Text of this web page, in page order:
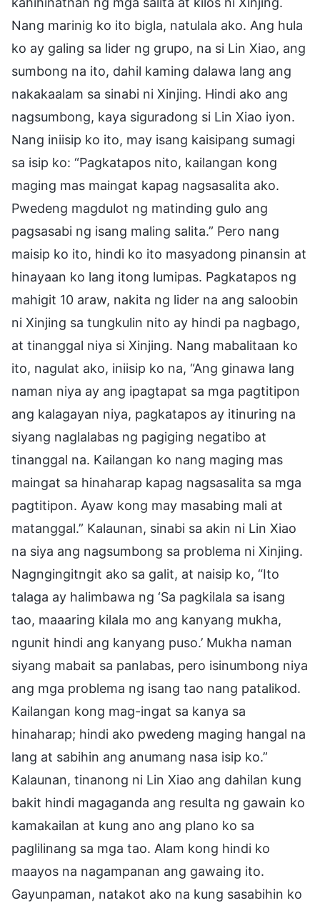
Nang marinig ko ito bigla, natulala ako. Ang hula
ko ay galing sa lider ng grupo, na si Lin Xiao, ang
sumbong na ito, dahil kaming dalawa lang ang
nakakaalam sa sinabi ni Xinjing. Hindi ako ang
nagsumbong, kaya siguradong si Lin Xiao iyon.
Nang iniisip ko ito, may isang kaisipang sumagi
sa isip ko: “Pagkatapos nito, kailangan kong
maging mas maingat kapag nagsasalita ako.
Pwedeng magdulot ng matinding gulo ang
pagsasabi ng isang maling salita.” Pero nang
maisip ko ito, hindi ko ito masyadong pinansin at
hinayaan ko lang itong lumipas. Pagkatapos ng
mahigit 10 araw, nakita ng lider na ang saloobin
ni Xinjing sa tungkulin nito ay hindi pa nagbago,
at tinanggal niya si Xinjing. Nang mabalitaan ko
ito, nagulat ako, iniisip ko na, “Ang ginawa lang
naman niya ay ang ipagtapat sa mga pagtitipon
ang kalagayan niya, pagkatapos ay itinuring na
siyang naglalabas ng pagiging negatibo at
tinanggal na. Kailangan ko nang maging mas
maingat sa hinaharap kapag nagsasalita sa mga
pagtitipon. Ayaw kong may masabing mali at
matanggal.” Kalaunan, sinabi sa akin ni Lin Xiao
na siya ang nagsumbong sa problema ni Xinjing.
Nagngingitngit ako sa galit, at naisip ko, “Ito
talaga ay halimbawa ng ‘Sa pagkilala sa isang
tao, maaaring kilala mo ang kanyang mukha,
ngunit hindi ang kanyang puso.’ Mukha naman
siyang mabait sa panlabas, pero isinumbong niya
ang mga problema ng isang tao nang patalikod.
Kailangan kong mag-ingat sa kanya sa
hinaharap; hindi ako pwedeng maging hangal na
lang at sabihin ang anumang nasa isip ko.”
Kalaunan, tinanong ni Lin Xiao ang dahilan kung
bakit hindi magaganda ang resulta ng gawain ko
kamakailan at kung ano ang plano ko sa
paglilinang sa mga tao. Alam kong hindi ko
maayos na nagampanan ang gawaing ito.
Gayunpaman, natakot ako na kung sasabihin ko